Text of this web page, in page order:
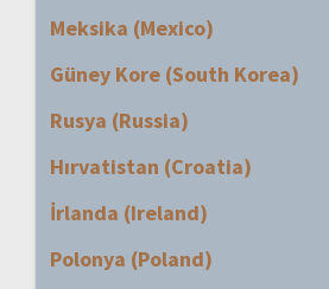
Meksika (Mexico)
Güney Kore (South Korea)
Rusya (Russia)
Hırvatistan (Croatia)
İrlanda (Ireland)
Polonya (Poland)